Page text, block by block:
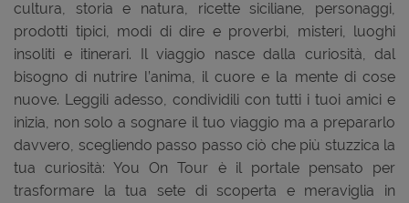
cultura, storia e natura, ricette siciliane, personaggi,
prodotti tipici, modi di dire e proverbi, misteri, luoghi
insoliti e itinerari. Il viaggio nasce dalla curiosità, dal
bisogno di nutrire l’anima, il cuore e la mente di cose
nuove. Leggili adesso, condividili con tutti i tuoi amici e
inizia, non solo a sognare il tuo viaggio ma a prepararlo
davvero, scegliendo passo passo ciò che più stuzzica la
tua curiosità: You On Tour è il portale pensato per
trasformare la tua sete di scoperta e meraviglia in